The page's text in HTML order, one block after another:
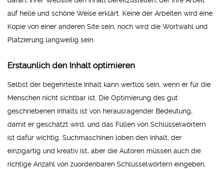
auf helle und schöne Weise erklärt. Keine der Arbeiten wird eine
Kopie von einer anderen Site sein, noch wird die Wortwahl und
Platzierung langweilig sein.
Erstaunlich den Inhalt optimieren
Selbst der begehrteste Inhalt kann wertlos sein, wenn er für die
Menschen nicht sichtbar ist. Die Optimierung des gut
geschriebenen Inhalts ist von herausragender Bedeutung,
damit er geschätzt wird, und das Füllen von Schlüsselwörtern
ist dafür wichtig. Suchmaschinen loben den Inhalt, der
einzigartig und kreativ ist, aber die Autoren müssen auch die
richtige Anzahl von zuordenbaren Schlüsselwörtern eingeben,